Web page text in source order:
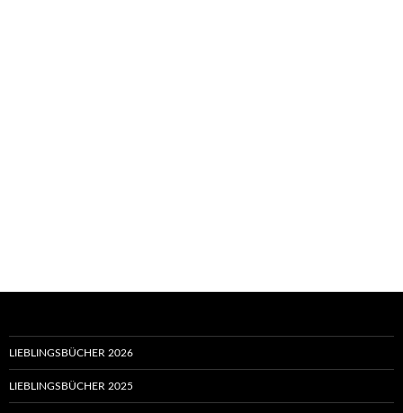
LIEBLINGSBÜCHER 2026
LIEBLINGSBÜCHER 2025